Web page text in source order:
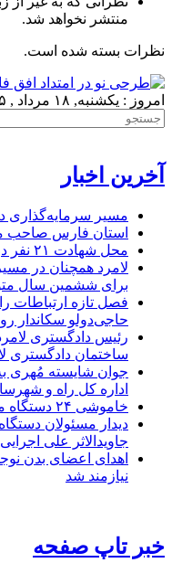
منتشر نخواهد شد.
نظرات بسته شده است.
امروز : یکشنبه, ۱۸ مرداد , ۱۴۰۵
آخرین اخبار
مسیر
استان فارس صاحب
محل شهادت ۲۱ نفر در لامرد در مسیر ثبت ملی قرار گرفت
لامرد همچنان در
برای ششمین سال
فصل تازه ارتباطات
حاجی‌دولو سکاندار
رئیس دادگستری
ساختمان دادگستری
جوان شایسته مُهری
اداره کل راه و
خاموشی ۲۴ دستگاه ماینر فاقد مجوز در لامرد
دیدار مسئولان
جاویدالاثر علی اجرایی
اهدای اعضای بدن
نیازمند شد
خبر تاپ صفحه